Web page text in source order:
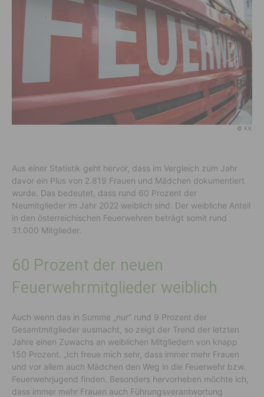
© KK
Aus einer Statistik geht hervor, dass im Vergleich zum Jahr
davor ein Plus von 2.819 Frauen und Mädchen dokumentiert
wurde. Das bedeutet, dass rund 60 Prozent der
Neumitglieder im Jahr 2022 weiblich sind. Der weibliche Anteil
in den österreichischen Feuerwehren beträgt somit rund
31.000 Mitglieder.
60 Prozent der neuen
Feuerwehrmitglieder weiblich
Auch wenn das in Summe „nur“ rund 9 Prozent der
Gesamtmitglieder ausmacht, so zeigt der Trend der letzten
Jahre einen Zuwachs an weiblichen Mitgliedern von knapp
150 Prozent. „Ich freue mich sehr, dass immer mehr Frauen
und vor allem auch Mädchen den Weg in die Feuerwehr bzw.
Feuerwehrjugend finden. Besonders hervorheben möchte ich,
dass immer mehr Frauen auch Führungsverantwortung